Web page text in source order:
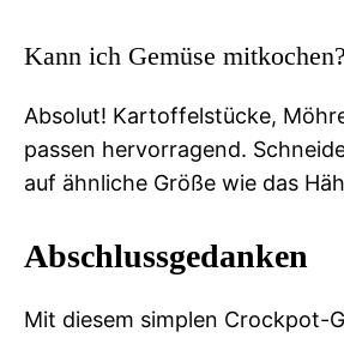
Kann ich Gemüse mitkochen?
Absolut! Kartoffelstücke,
passen hervorragend.
auf ähnliche Größe wie das
Abschlussgedanken
Mit diesem simplen Crockpot-